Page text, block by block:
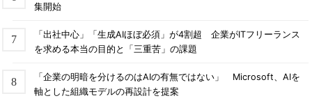
集開始
「出社中心」「生成AIほぼ必須」が4割超 企業がITフリーランス
を求める本当の目的と「三重苦」の課題
「企業の明暗を分けるのはAIの有無ではない」 Microsoft、AIを
軸とした組織モデルの再設計を提案